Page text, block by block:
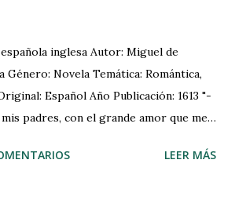
inglesa Autor: Miguel de
Género: Novela Temática: Romántica,
Español Año Publicación: 1613 "-
padres, con el grande amor que me
doncella escocesa con quien ellosLEER MÁS